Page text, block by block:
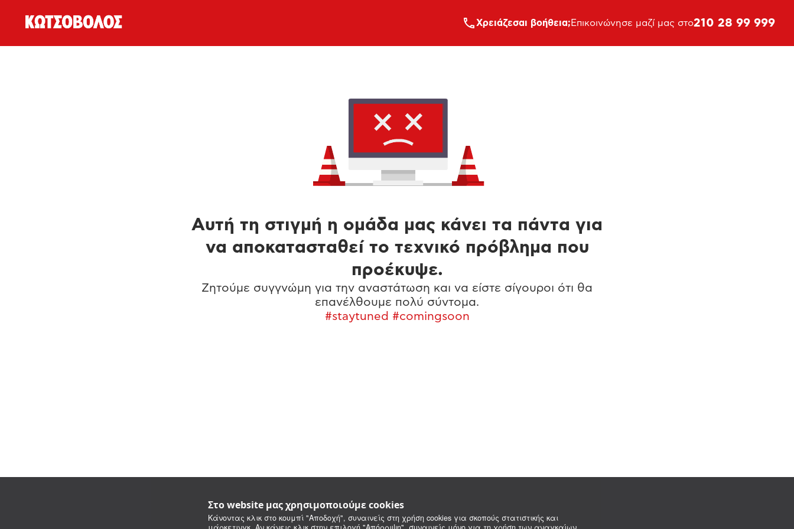
Στο website μας χρησιμοποιούμε cookies
Κάνοντας κλικ στο κουμπί "Αποδοχή", συναινείς στη χρήση cookies για σκοπούς στατιστικής και
Xρειάζεσαι βοήθεια; Επικοινώνησε μαζί μας στο210 28 99 999
Αυτή τη στιγμή η ομάδα μας κάνει τα πάντα για
να αποκατασταθεί το τεχνικό πρόβλημα που
προέκυψε.
Ζητούμε συγγνώμη για την αναστάτωση και να είστε σίγουροι ότι θα
επανέλθουμε πολύ σύντομα.
#staytuned #comingsoon